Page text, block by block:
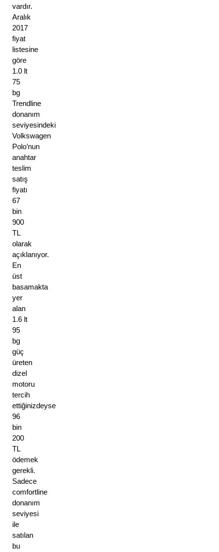
vardır.
Aralık
2017
fiyat
listesine
göre
1.0 lt
75
bg
Trendline
donanım
seviyesindeki
Volkswagen
Polo’nun
anahtar
teslim
satış
fiyatı
67
bin
900
TL
olarak
açıklanıyor.
En
üst
basamakta
yer
alan
1.6 lt
95
bg
güç
üreten
dizel
motoru
tercih
ettiğinizdeyse
96
bin
200
TL
ödemek
gerekli.
Sadece
comfortline
donanım
seviyesi
ile
satılan
bu